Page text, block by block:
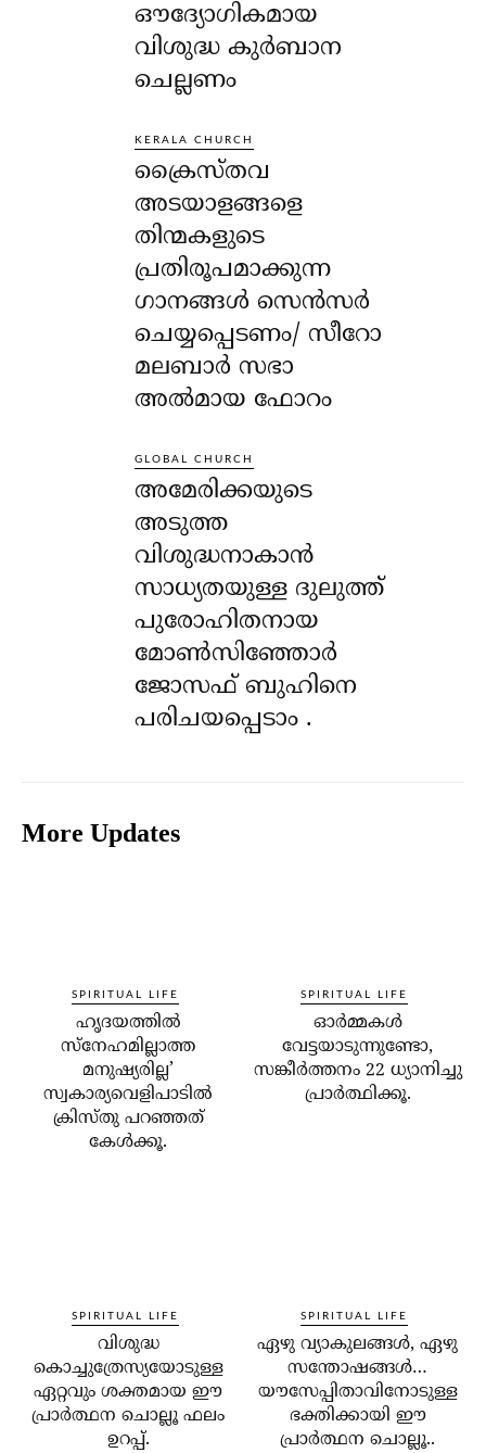
ഔദ്യോഗികമായ
വിശുദ്ധ കുർബാന
ചെല്ലണം
KERALA CHURCH
ക്രൈസ്തവ
അടയാളങ്ങളെ
തിന്മകളുടെ
പ്രതിരൂപമാക്കുന്ന
ഗാനങ്ങൾ സെൻസർ
ചെയ്യപ്പെടണം/ സീറോ
മലബാർ സഭാ
അൽമായ ഫോറം
GLOBAL CHURCH
അമേരിക്കയുടെ
അടുത്ത
വിശുദ്ധനാകാൻ
സാധ്യതയുള്ള ദുലുത്ത്
പുരോഹിതനായ
മോൺസിഞ്ഞോർ
ജോസഫ് ബുഹിനെ
പരിചയപ്പെടാം .
More Updates
SPIRITUAL LIFE
ഹൃദയത്തില്‍
സ്‌നേഹമില്ലാത്ത
മനുഷ്യരില്ല’
സ്വകാര്യവെളിപാടില്‍
ക്രിസ്തു പറഞ്ഞത്
കേള്‍ക്കൂ.
SPIRITUAL LIFE
ഓര്‍മ്മകള്‍
വേട്ടയാടുന്നുണ്ടോ,
സങ്കീര്‍ത്തനം 22 ധ്യാനിച്ചു
പ്രാര്‍ത്ഥിക്കൂ.
SPIRITUAL LIFE
വിശുദ്ധ
കൊച്ചുത്രേസ്യയോടുള്ള
ഏറ്റവും ശക്തമായ ഈ
പ്രാര്‍ത്ഥന ചൊല്ലൂ ഫലം
ഉറപ്പ്.
SPIRITUAL LIFE
ഏഴു വ്യാകുലങ്ങള്‍, ഏഴു
സന്തോഷങ്ങള്‍…
യൗസേപ്പിതാവിനോടുള്ള
ഭക്തിക്കായി ഈ
പ്രാര്‍ത്ഥന ചൊല്ലൂ..